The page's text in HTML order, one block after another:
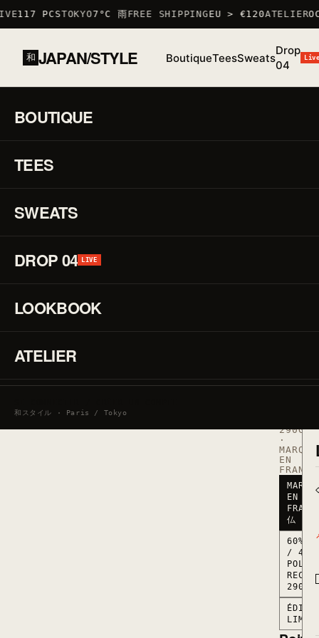
117 PCSTOKYO7°C 雨FREE SHIPPINGEU > €120ATELIER
和 JAPAN/STYLE BoutiqueTeesSweats
Drop
04
BOUTIQUE
TEES
SWEATS
DROP 04 LIVE
LOOKBOOK
ATELIER
和スタイル · Paris / Tokyo
01 / 01
牡
COTON
290G/
·
MARQUÉ
EN
FRANCE
EN
仏
60%
/ 40%
290G/